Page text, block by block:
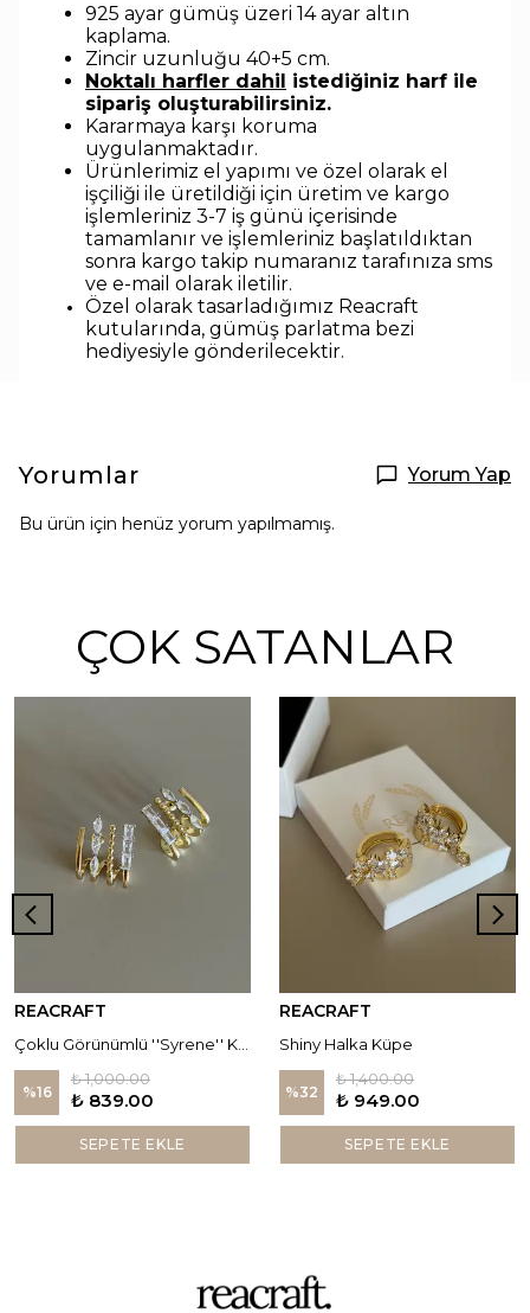
925 ayar gümüş üzeri 14 ayar altın
kaplama.
Zincir uzunluğu 40+5 cm.
Noktalı harfler dahil istediğiniz harf ile
sipariş oluşturabilirsiniz.
Kararmaya karşı koruma
uygulanmaktadır.
Ürünlerimiz el yapımı ve özel olarak el
işçiliği ile üretildiği için üretim ve kargo
işlemleriniz 3-7 iş günü içerisinde
tamamlanır ve işlemleriniz başlatıldıktan
sonra kargo takip numaranız tarafınıza sms
ve e-mail olarak iletilir.
Özel olarak tasarladığımız Reacraft
kutularında, gümüş parlatma bezi
hediyesiyle gönderilecektir.
Yorumlar Yorum Yap
Bu ürün için henüz yorum yapılmamış.
ÇOK SATANLAR
REACRAFT
%16
₺ 1,000.00
₺ 839.00
SEPETE EKLE
REACRAFT
Shiny Halka Küpe
%32
₺ 1,400.00
₺ 949.00
SEPETE EKLE